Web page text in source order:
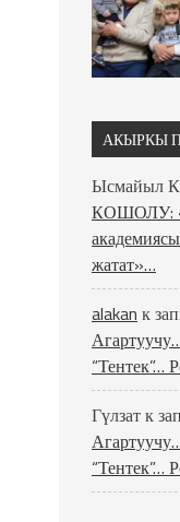
АКЫРКЫ
Ысмайыл
КОШОЛУ:
жатат»…
alakan к
“Тентек”…
Гүлзатк
“Тентек”…